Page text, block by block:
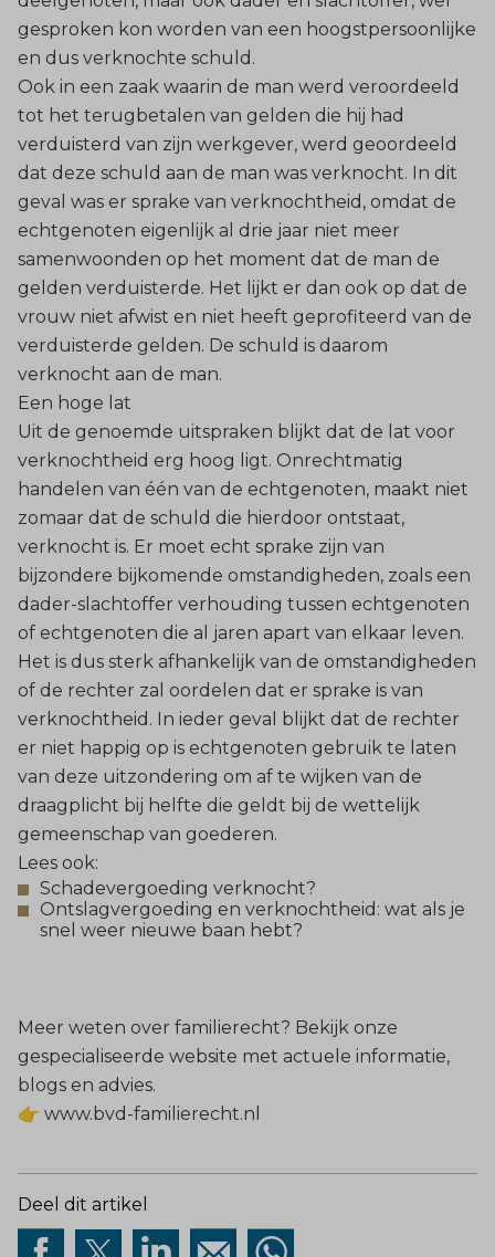
gesproken kon worden van een hoogstpersoonlijke
en dus verknochte schuld.
Ook in een zaak waarin de man werd veroordeeld
tot het terugbetalen van gelden die hij had
verduisterd van zijn werkgever, werd geoordeeld
dat deze schuld aan de man was verknocht. In dit
geval was er sprake van verknochtheid, omdat de
echtgenoten eigenlijk al drie jaar niet meer
samenwoonden op het moment dat de man de
gelden verduisterde. Het lijkt er dan ook op dat de
vrouw niet afwist en niet heeft geprofiteerd van de
verduisterde gelden. De schuld is daarom
verknocht aan de man.
Een hoge lat
Uit de genoemde uitspraken blijkt dat de lat voor
verknochtheid erg hoog ligt. Onrechtmatig
handelen van één van de echtgenoten, maakt niet
zomaar dat de schuld die hierdoor ontstaat,
verknocht is. Er moet echt sprake zijn van
bijzondere bijkomende omstandigheden, zoals een
dader-slachtoffer verhouding tussen echtgenoten
of echtgenoten die al jaren apart van elkaar leven.
Het is dus sterk afhankelijk van de omstandigheden
of de rechter zal oordelen dat er sprake is van
verknochtheid. In ieder geval blijkt dat de rechter
er niet happig op is echtgenoten gebruik te laten
van deze uitzondering om af te wijken van de
draagplicht bij helfte die geldt bij de wettelijk
gemeenschap van goederen.
Lees ook:
Schadevergoeding verknocht?
Ontslagvergoeding en verknochtheid: wat als je
snel weer nieuwe baan hebt?
Meer weten over familierecht? Bekijk onze
gespecialiseerde website met actuele informatie,
blogs en advies.
👉 www.bvd-familierecht.nl
Deel dit artikel